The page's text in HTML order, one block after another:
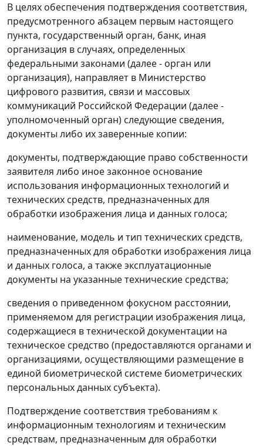
В целях обеспечения подтверждения соответствия,
предусмотренного абзацем первым настоящего
пункта, государственный орган, банк, иная
организация в случаях, определенных
федеральными законами (далее - орган или
организация), направляет в Министерство
цифрового развития, связи и массовых
коммуникаций Российской Федерации (далее -
уполномоченный орган) следующие сведения,
документы либо их заверенные копии:
документы, подтверждающие право собственности
заявителя либо иное законное основание
использования информационных технологий и
технических средств, предназначенных для
обработки изображения лица и данных голоса;
наименование, модель и тип технических средств,
предназначенных для обработки изображения лица
и данных голоса, а также эксплуатационные
документы на указанные технические средства;
сведения о приведенном фокусном расстоянии,
применяемом для регистрации изображения лица,
содержащиеся в технической документации на
техническое средство (предоставляются органами и
организациями, осуществляющими размещение в
единой биометрической системе биометрических
персональных данных субъекта).
Подтверждение соответствия требованиям к
информационным технологиям и техническим
средствам, предназначенным для обработки